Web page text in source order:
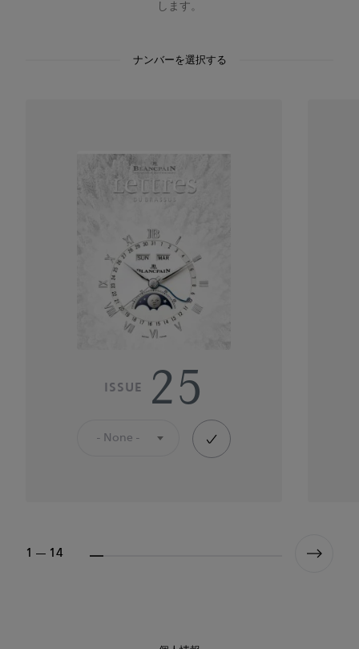
します。
ナンバーを選択する
ISSUE 25
- None -
1 --- 14